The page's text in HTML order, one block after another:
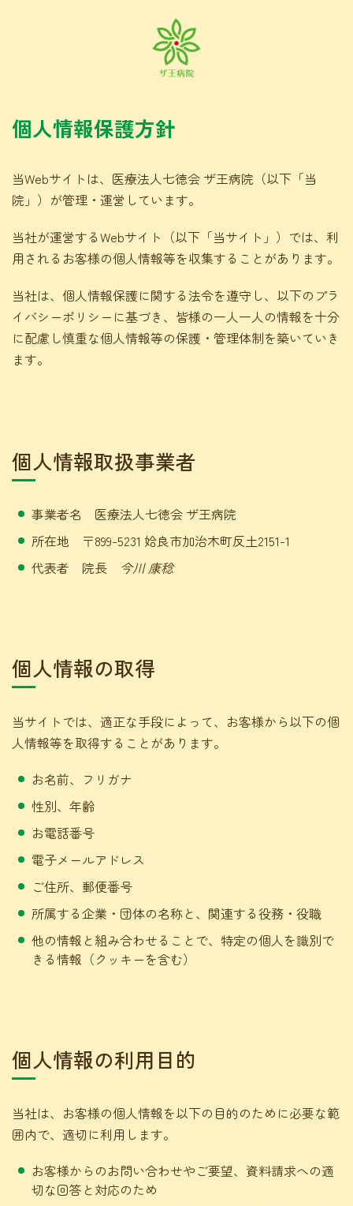
個人情報保護方針
当Webサイトは、医療法人七徳会 ザ王病院（以下「当
院」）が管理・運営しています。
当社が運営するWebサイト（以下「当サイト」）では、利
用されるお客様の個人情報等を収集することがあります。
当社は、個人情報保護に関する法令を遵守し、以下のプラ
イバシーポリシーに基づき、皆様の一人一人の情報を十分
に配慮し慎重な個人情報等の保護・管理体制を築いていき
ます。
個人情報取扱事業者
事業者名 医療法人七徳会 ザ王病院
所在地 〒899-5231 姶良市加治木町反土2151-1
代表者 院長 今川 康稔
個人情報の取得
当サイトでは、適正な手段によって、お客様から以下の個
人情報等を取得することがあります。
お名前、フリガナ
性別、年齢
お電話番号
電子メールアドレス
ご住所、郵便番号
所属する企業・団体の名称と、関連する役務・役職
他の情報と組み合わせることで、特定の個人を識別で
きる情報（クッキーを含む）
個人情報の利用目的
当社は、お客様の個人情報を以下の目的のために必要な範
囲内で、適切に利用します。
お客様からのお問い合わせやご要望、資料請求への適
切な回答と対応のため